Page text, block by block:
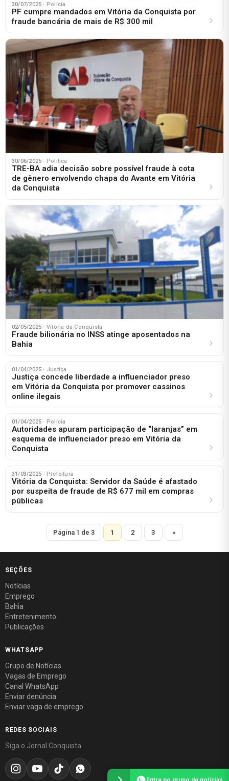
30/07/2025 · Polícia
PF cumpre mandados em Vitória da Conquista por
fraude bancária de mais de R$ 300 mil
30/06/2025 · Política
TRE-BA adia decisão sobre possível fraude à cota
de gênero envolvendo chapa do Avante em Vitória
da Conquista
02/05/2025 · Vitória da Conquista
Fraude bilionária no INSS atinge aposentados na
Bahia
01/04/2025 · Justiça
Justiça concede liberdade a influenciador preso
em Vitória da Conquista por promover cassinos
online ilegais
01/04/2025 · Polícia
Autoridades apuram participação de “laranjas” em
esquema de influenciador preso em Vitória da
Conquista
31/03/2025 · Prefeitura
Vitória da Conquista: Servidor da Saúde é afastado
por suspeita de fraude de R$ 677 mil em compras
públicas
Página 1 de 3 1 2 3 »
SEÇÕES
Notícias
Emprego
Bahia
Entretenimento
Publicações
WHATSAPP
Grupo de Notícias
Vagas de Emprego
Canal WhatsApp
Enviar denúncia
Enviar vaga de emprego
REDES SOCIAIS
Siga o Jornal Conquista